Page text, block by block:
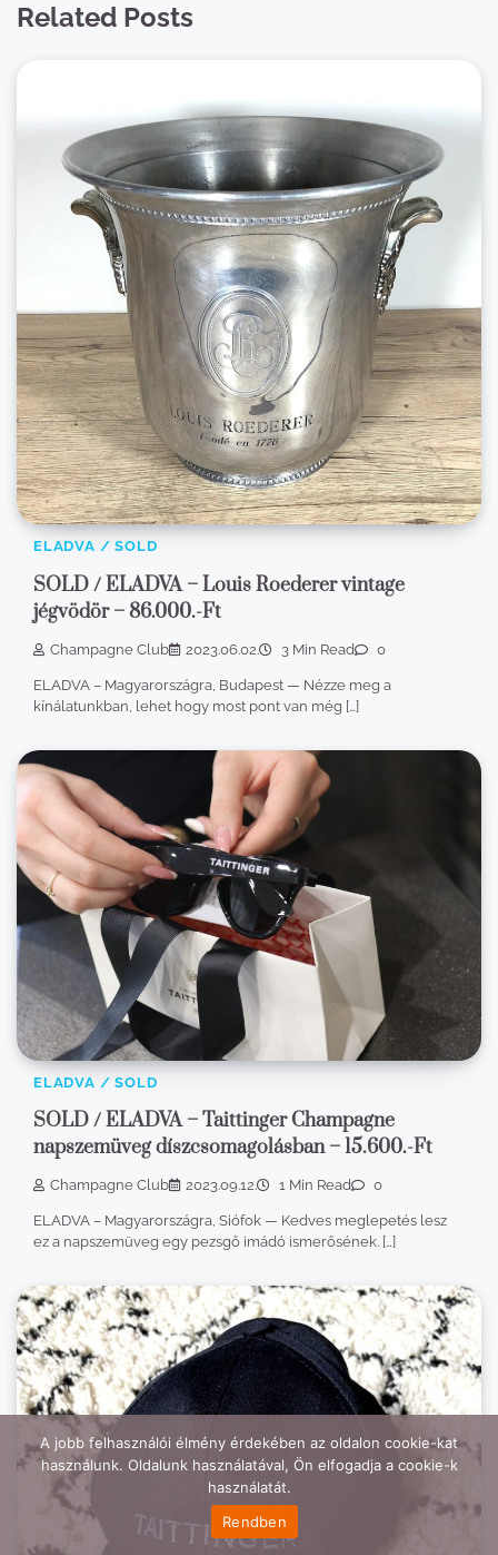
Related Posts
ELADVA / SOLD
SOLD / ELADVA – Louis Roederer vintage
jégvödör – 86.000.-Ft
Champagne Club 2023.06.02. 3 Min Read 0
ELADVA – Magyarországra, Budapest — Nézze meg a
kínálatunkban, lehet hogy most pont van még […]
ELADVA / SOLD
SOLD / ELADVA – Taittinger Champagne
napszemüveg díszcsomagolásban – 15.600.-Ft
Champagne Club 2023.09.12. 1 Min Read 0
ELADVA – Magyarországra, Siófok — Kedves meglepetés lesz
ez a napszemüveg egy pezsgő imádó ismerősének. […]
A jobb felhasználói élmény érdekében az oldalon cookie-kat
használunk. Oldalunk használatával, Ön elfogadja a cookie-k
használatát.
Rendben